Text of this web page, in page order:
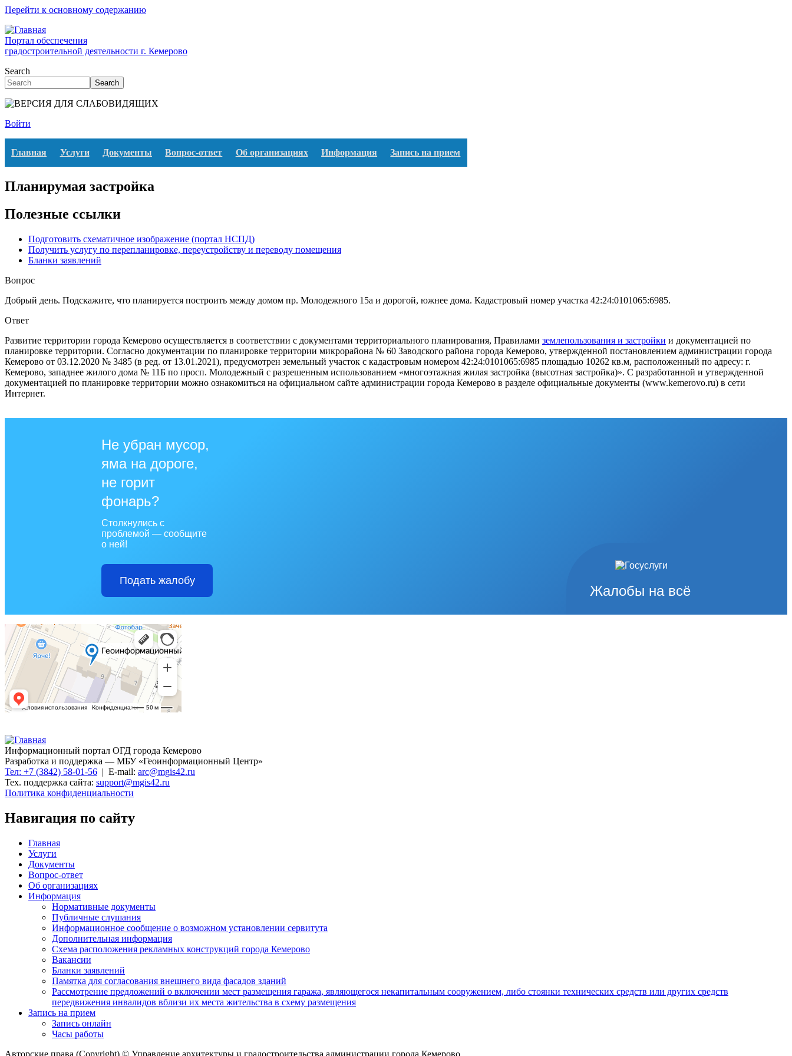
Перейти к основному содержанию
Портал обеспечения
градостроительной деятельности г. Кемерово
Search
Search
Войти
Главная Услуги Документы Вопрос-ответ Об организациях Информация Запись на прием
Планирумая застройка
Полезные ссылки
Подготовить схематичное изображение (портал НСПД)
Получить услугу по перепланировке, переустройству и переводу помещения
Бланки заявлений
Вопрос
Добрый день. Подскажите, что планируется построить между домом пр. Молодежного 15а и дорогой, южнее дома. Кадастровый номер участка 42:24:0101065:6985.
Ответ
Развитие территории города Кемерово осуществляется в соответствии с документами территориального планирования, Правилами землепользования и застройки и документацией по
планировке территории. Согласно документации по планировке территории микрорайона № 60 Заводского района города Кемерово, утвержденной постановлением администрации города
Кемерово от 03.12.2020 № 3485 (в ред. от 13.01.2021), предусмотрен земельный участок c кадастровым номером 42:24:0101065:6985 площадью 10262 кв.м, расположенный по адресу: г.
Кемерово, западнее жилого дома № 11Б по просп. Молодежный с разрешенным использованием «многоэтажная жилая застройка (высотная застройка)». С разработанной и утвержденной
документацией по планировке территории можно ознакомиться на официальном сайте администрации города Кемерово в разделе официальные документы (www.kemerovo.ru) в сети
Интернет.
Жалобы на всё
Не убран мусор,
яма на дороге,
не горит
фонарь?
Столкнулись с
проблемой — сообщите
о ней!
Подать жалобу
Информационный портал ОГД города Кемерово
Разработка и поддержка — МБУ «Геоинформационный Центр»
Тел: +7 (3842) 58-01-56 | E-mail: arc@mgis42.ru
Тех. поддержка сайта: support@mgis42.ru
Политика конфиденциальности
Навигация по сайту
Главная
Услуги
Документы
Вопрос-ответ
Об организациях
Информация
Нормативные документы
Публичные слушания
Информационное сообщение о возможном установлении сервитута
Дополнительная информация
Схема расположения рекламных конструкций города Кемерово
Вакансии
Бланки заявлений
Памятка для согласования внешнего вида фасадов зданий
Рассмотрение предложений о включении мест размещения гаража, являющегося некапитальным сооружением, либо стоянки технических средств или других средств
передвижения инвалидов вблизи их места жительства в схему размещения
Запись на прием
Запись онлайн
Часы работы
Авторские права (Copyright) © Управление архитектуры и градостроительства администрации города Кемерово,